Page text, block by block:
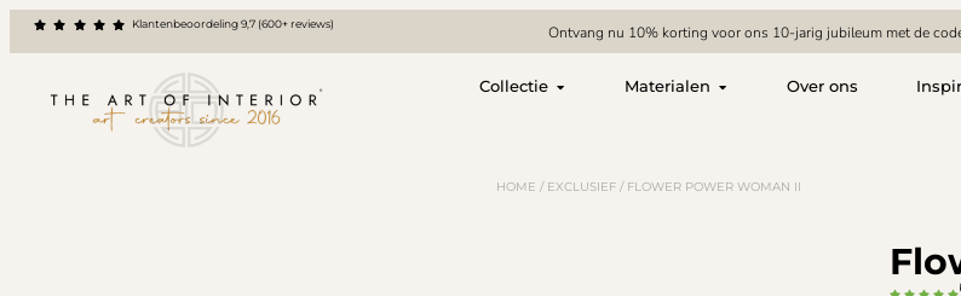
Klantenbeoordeling 9,7 (600+ reviews) Ontvang nu 10% korting voor ons 10-jarig jubileum met de
Collectie Materialen Over ons
HOME / EXCLUSIEF / FLOWER POWER WOMAN II